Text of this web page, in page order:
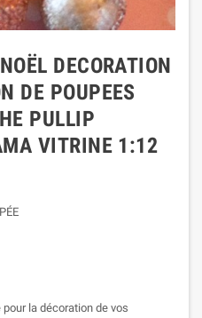
DECORATION
DE POUPEES
PULLIP
VITRINE 1:12
la décoration de vos